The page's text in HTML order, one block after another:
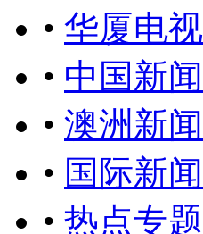
• 华厦电视
• 中国新闻
• 澳洲新闻
• 国际新闻
• 热点专题